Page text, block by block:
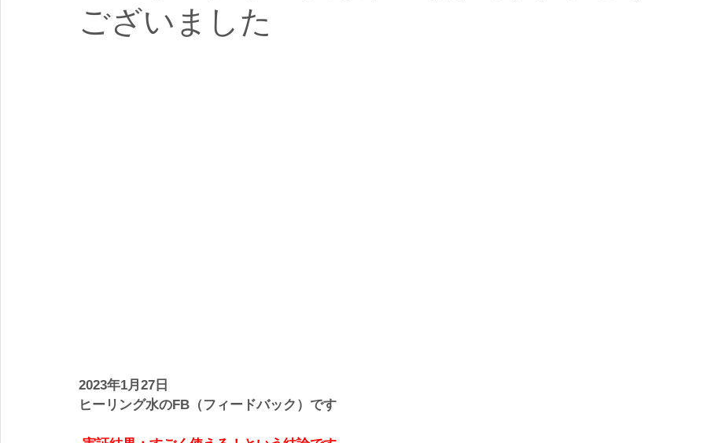
奇跡の水ございました
2023年1月27日
ヒーリング水のFB（フィードバック）です